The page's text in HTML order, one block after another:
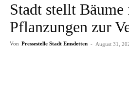
Stadt stellt
Pflanzungen zur
Von Pressestelle Stadt Emsdetten - August 31,